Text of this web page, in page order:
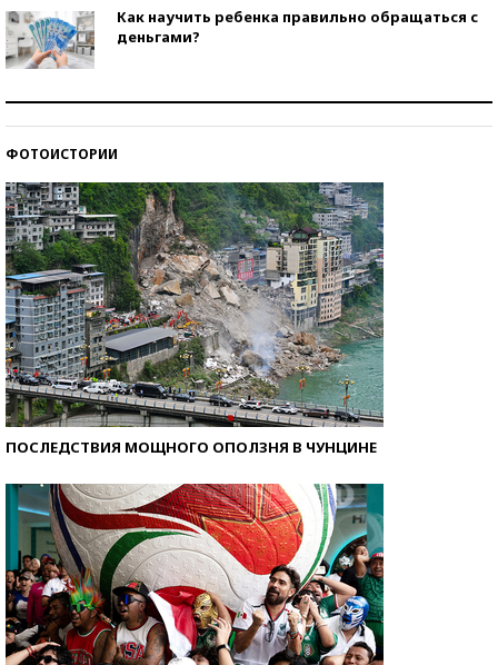
Как научить ребенка правильно обращаться с
деньгами?
ФОТОИСТОРИИ
ПОСЛЕДСТВИЯ МОЩНОГО ОПОЛЗНЯ В ЧУНЦИНЕ